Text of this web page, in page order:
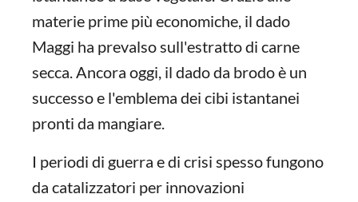
materie prime più economiche, il dado
Maggi ha prevalso sull'estratto di carne
secca. Ancora oggi, il dado da brodo è un
successo e l'emblema dei cibi istantanei
pronti da mangiare.
I periodi di guerra e di crisi spesso fungono
da catalizzatori per innovazioni